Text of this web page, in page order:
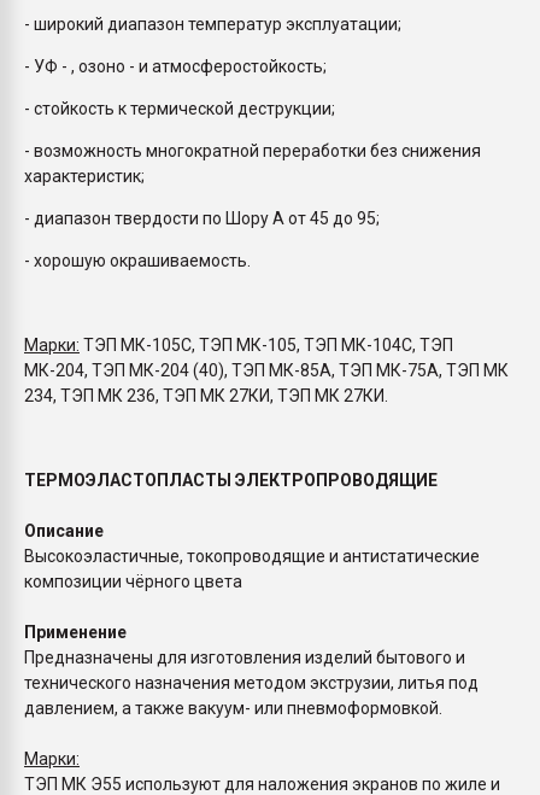
- широкий диапазон температур эксплуатации;
- УФ - , озоно - и атмосферостойкость;
- стойкость к термической деструкции;
- возможность многократной переработки без снижения
характеристик;
- диапазон твердости по Шору А от 45 до 95;
- хорошую окрашиваемость.
Марки: ТЭП МК-105С, ТЭП МК-105, ТЭП МК-104С, ТЭП
МК-204, ТЭП МК-204 (40), ТЭП МК-85А, ТЭП МК-75А, ТЭП МК
234, ТЭП МК 236, ТЭП МК 27КИ, ТЭП МК 27КИ.
ТЕРМОЭЛАСТОПЛАСТЫ ЭЛЕКТРОПРОВОДЯЩИЕ
Описание
Высокоэластичные, токопроводящие и антистатические
композиции чёрного цвета
Применение
Предназначены для изготовления изделий бытового и
технического назначения методом экструзии, литья под
давлением, а также вакуум- или пневмоформовкой.
Марки:
ТЭП МК Э55 используют для наложения экранов по жиле и